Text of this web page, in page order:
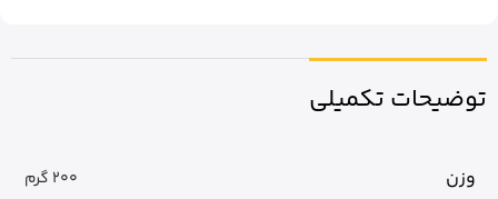
توضیحات تکمیلی
وزن 200 گرم